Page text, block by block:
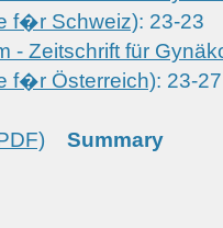
f�r Schweiz): 23-23
- Zeitschrift für
f�r Österreich): 23-27
Summary